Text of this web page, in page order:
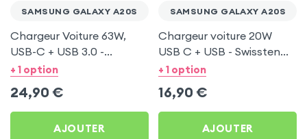
SAMSUNG GALAXY A20S
Chargeur Voiture 63W,
USB-C + USB 3.0 -
Swissten pour Samsung
+ 1 option
24,90 €
AJOUTER
SAMSUNG GALAXY A20S
Chargeur voiture 20W
USB C + USB - Swissten
pour Samsung Galaxy
+ 1 option
16,90 €
AJOUTER